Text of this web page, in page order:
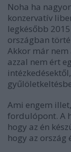
Noha ha
konzervatív
legkésőbb
országban
Akkor már nem
azzal nem ért
Ami engem
fordulópont. A
hogy az én
hogy az ország